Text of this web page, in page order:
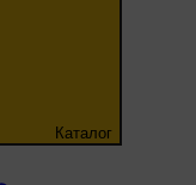
Каталог